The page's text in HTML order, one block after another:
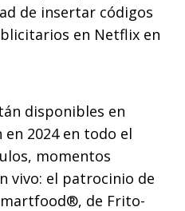
de insertar códigos
en Netflix en
disponibles en
2024 en todo el
momentos
vivo: el patrocinio de
de Frito-